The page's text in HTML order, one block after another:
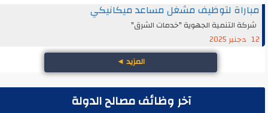
مباراة لتوظيف مشغل مساعد ميكانيكي
شركة التنمية الجهوية "خدمات الشرق"
12 دجنبر 2025
المزيد◄
آخر وظائف مصالح الدولة